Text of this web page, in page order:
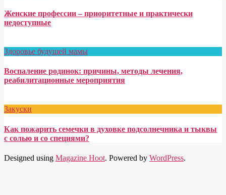
Женские профессии – приоритетные и практически
недоступные
Здоровье будущей мамы
Воспаление родинок: причины, методы лечения,
реабилитационные мероприятия
Закуски
Как пожарить семечки в духовке подсолнечника и тыквы
с солью и со специями?
Designed using Magazine Hoot. Powered by WordPress.